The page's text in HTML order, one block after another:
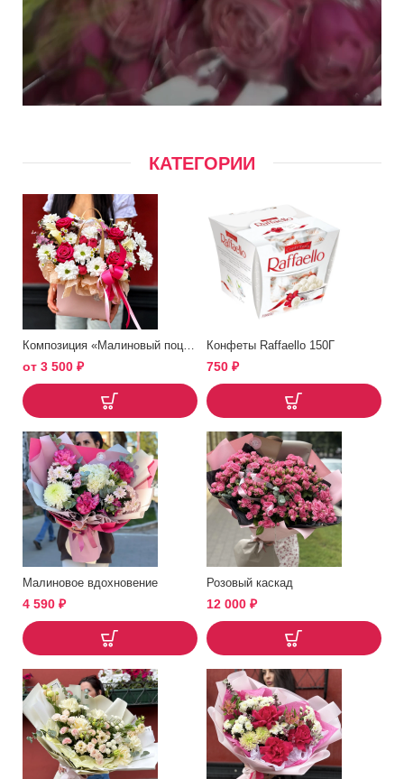
КАТЕГОРИИ
от 3 500 ₽
Конфеты Raffaello 150Г
750 ₽
Малиновое вдохновение
4 590 ₽
Розовый каскад
12 000 ₽